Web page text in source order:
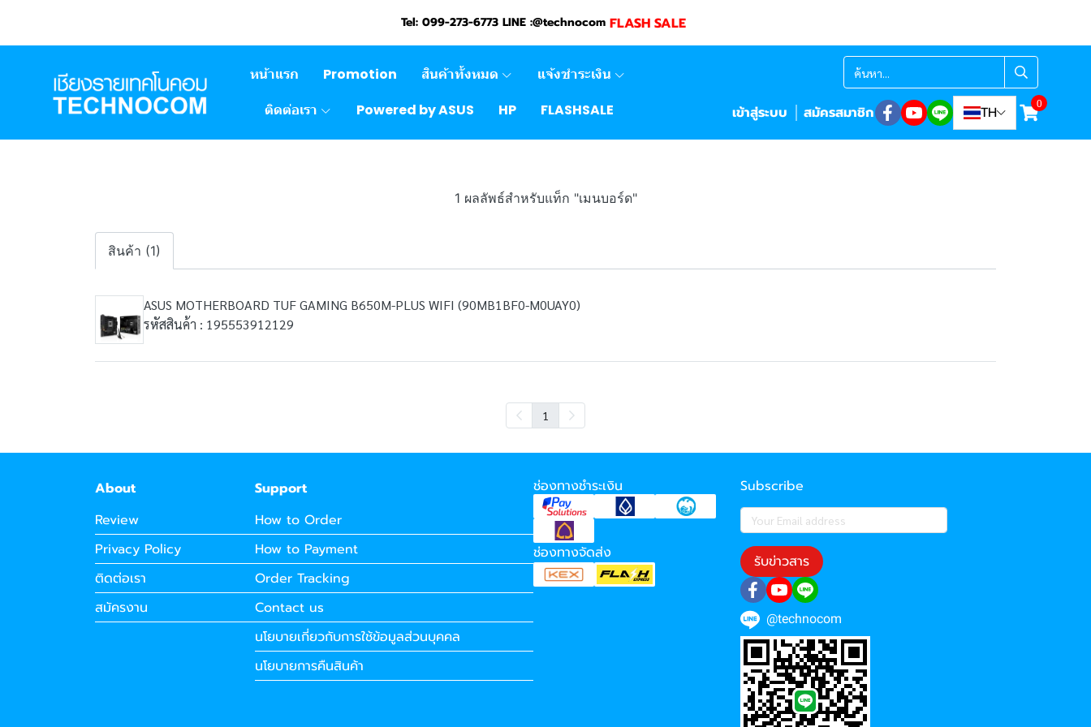
Tel: 099-273-6773 LINE :@technocom FLASH SALE
หน้าแรก Promotion สินค้าทั้งหมด
แจ้งชำระเงิน
ติดต่อเรา
Powered by ASUS HP FLASHSALE เข้าสู่ระบบ สมัครสมาชิก TH 0
1 ผลลัพธ์สำหรับแท็ก "เมนบอร์ด"
สินค้า (1)
ASUS MOTHERBOARD TUF GAMING B650M-PLUS WIFI (90MB1BF0-M0UAY0)
รหัสสินค้า : 195553912129
1
About
Review
Privacy Policy
ติดต่อเรา
สมัครงาน
Support
How to Order
How to Payment
Order Tracking
Contact us
นโยบายเกี่ยวกับการใช้ข้อมูลส่วนบุคคล
นโยบายการคืนสินค้า
ช่องทางชำระเงิน
ช่องทางจัดส่ง
Subscribe
รับข่าวสาร
@technocom